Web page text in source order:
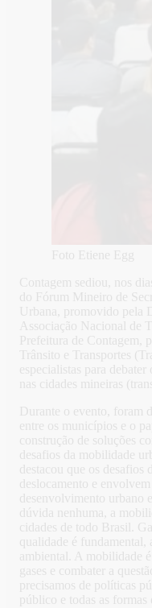
Foto Etiene Egg
Contagem sediou, nos
do Fórum Mineiro de
Urbana, promovido pela
Associação Nacional de
Prefeitura de
Trânsito e Transportes
especialistas para
nas cidades mineiras
Durante o evento, foram
entre os municípios e o
construção de soluções
desafios da mobilidade
destacou que os desafios
deslocamento e
desenvolvimento urbano
dúvida nenhuma, a
cidades de todo Brasil.
qualidade é fundamental,
ambiental. A mobilidade
gases e combater a
precisamos de políticas
público e todas as formas